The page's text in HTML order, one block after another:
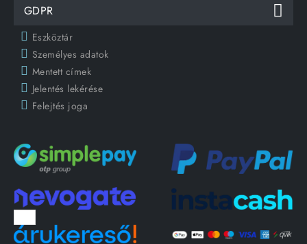
GDPR
Eszköztár
Személyes adatok
Mentett címek
Jelentés lekérése
Felejtés joga